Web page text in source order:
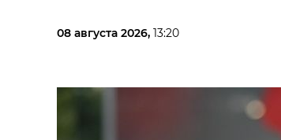
08 августа 2026, 13:20